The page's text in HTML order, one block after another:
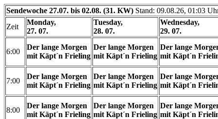
Sendewoche 27.07. bis 02.08. (31. KW) Stand: 09.08.26, 01:03
Zeit
Monday,
27. 07.
Tuesday,
28. 07.
Wednesday,
29. 07.
6:00
Der lange Morgen
mit Käpt´n Frieling
Der lange Morgen
mit Käpt´n Frieling
Der lange
mit Käpt´n
7:00
Der lange Morgen
mit Käpt´n Frieling
Der lange Morgen
mit Käpt´n Frieling
Der lange
mit Käpt´n
8:00
Der lange Morgen
mit Käpt´n Frieling
Der lange Morgen
mit Käpt´n Frieling
Der lange
mit Käpt´n